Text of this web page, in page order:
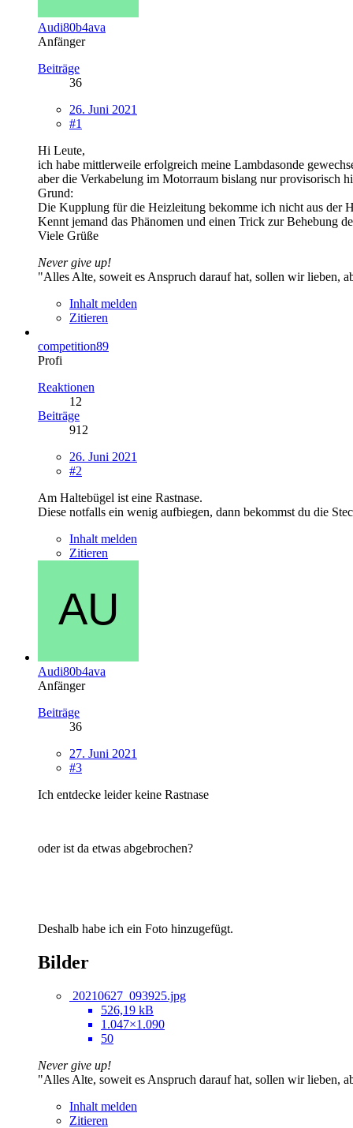
Audi80b4ava
Anfänger
Beiträge
36
26. Juni 2021
#1
Hi Leute,
ich habe mittlerweile erfolgreich meine Lambdasonde
aber die Verkabelung im Motorraum bislang nur provisorisch
Grund:
Die Kupplung für die Heizleitung bekomme ich nicht aus der
Kennt jemand das Phänomen und einen Trick zur Behebung
Viele Grüße
Never give up!
"Alles Alte, soweit es Anspruch darauf hat, sollen wir lieben,
Inhalt melden
Zitieren
competition89
Profi
Reaktionen
12
Beiträge
912
26. Juni 2021
#2
Am Haltebügel ist eine Rastnase.
Diese notfalls ein wenig aufbiegen, dann bekommst du die
Inhalt melden
Zitieren
Audi80b4ava
Anfänger
Beiträge
36
27. Juni 2021
#3
Ich entdecke leider keine Rastnase
oder ist da etwas abgebrochen?
Deshalb habe ich ein Foto hinzugefügt.
Bilder
20210627_093925.jpg
526,19 kB
1.047×1.090
50
Never give up!
"Alles Alte, soweit es Anspruch darauf hat, sollen wir lieben,
Inhalt melden
Zitieren